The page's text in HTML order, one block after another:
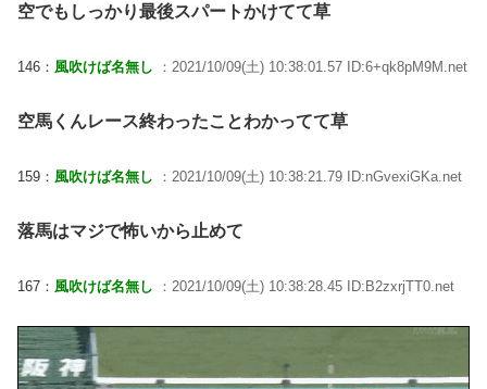
空でもしっかり最後スパートかけてて草
146： 風吹けば名無し ：2021/10/09(土) 10:38:01.57 ID:6+qk8pM9M.net
空馬くんレース終わったことわかってて草
159： 風吹けば名無し ：2021/10/09(土) 10:38:21.79 ID:nGvexiGKa.net
落馬はマジで怖いから止めて
167： 風吹けば名無し ：2021/10/09(土) 10:38:28.45 ID:B2zxrjTT0.net